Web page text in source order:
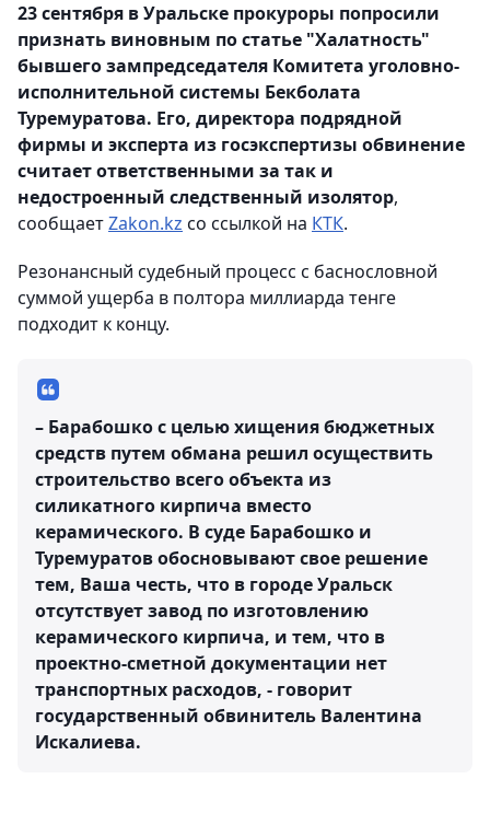
23 сентября в Уральске прокуроры попросили
признать виновным по статье "Халатность"
бывшего зампредседателя Комитета уголовно-
исполнительной системы Бекболата
Туремуратова. Его, директора подрядной
фирмы и эксперта из госэкспертизы обвинение
считает ответственными за так и
недостроенный следственный изолятор,
сообщаетZakon.kz со ссылкой на КТК.
Резонансный судебный процесс с баснословной
суммой ущерба в полтора миллиарда тенге
подходит к концу.
– Барабошко с целью хищения бюджетных
средств путем обмана решил осуществить
строительство всего объекта из
силикатного кирпича вместо
керамического. В суде Барабошко и
Туремуратов обосновывают свое решение
тем, Ваша честь, что в городе Уральск
отсутствует завод по изготовлению
керамического кирпича, и тем, что в
проектно-сметной документации нет
транспортных расходов, - говорит
государственный обвинитель Валентина
Искалиева.